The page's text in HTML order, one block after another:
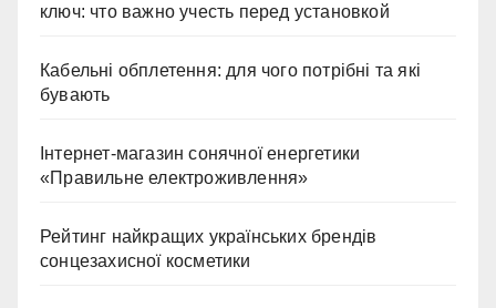
ключ: что важно учесть перед установкой
Кабельні обплетення: для чого потрібні та які
бувають
Інтернет-магазин сонячної енергетики
«Правильне електроживлення»
Рейтинг найкращих українських брендів
сонцезахисної косметики